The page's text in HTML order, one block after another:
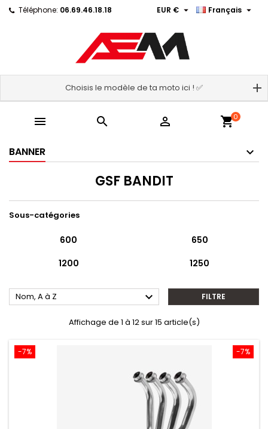
Téléphone: 06.69.46.18.18 Français 
EUR € 
Choisis le modèle de ta moto ici ! ✅
   shopping_cart0
BANNER
GSF BANDIT
Sous-catégories
600
650
1200
1250
Nom, A à Z  FILTRE
Affichage de 1 à 12 sur 15 article(s)
-7%
-7%